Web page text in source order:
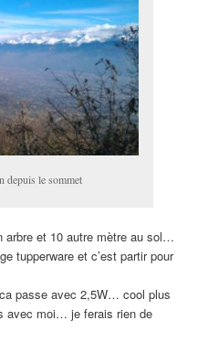
depuis le sommet
arbre et 10 autre mètre au sol…
tupperware et c’est partir pour
passe avec 2,5W… cool plus
avec moi… je ferais rien de